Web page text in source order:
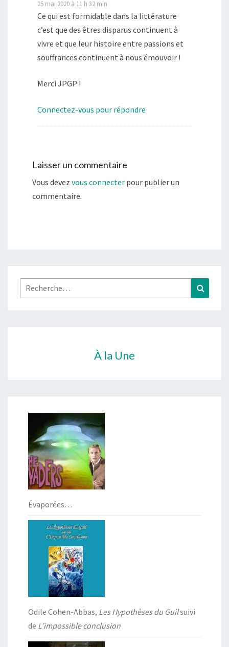
25 mai 2020 à 11 h 32 min
Ce qui est formidable dans la littérature
c’est que des êtres disparus continuent à
vivre et que leur histoire entre passions et
souffrances continuent à nous émouvoir !
Merci JPGP !
Connectez-vous pour répondre
Laisser un commentaire
Vous devez vous connecter pour publier un
commentaire.
Rechercher :
À la Une
Évaporées…
Odile Cohen-Abbas, Les Hypothèses du Guilsuivi
de L’impossible conclusion